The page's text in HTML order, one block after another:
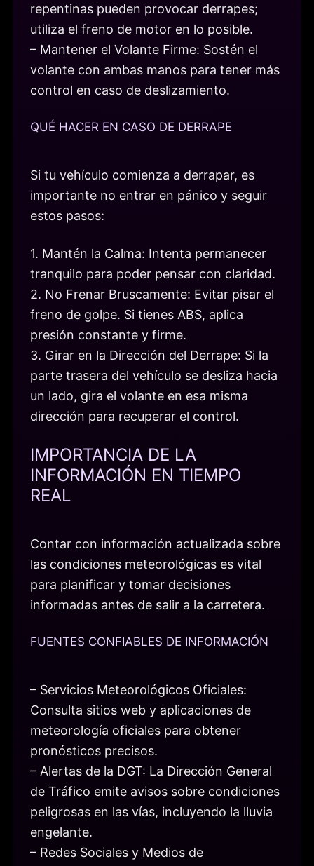
repentinas pueden provocar derrapes;
utiliza el freno de motor en lo posible.
– Mantener el Volante Firme: Sostén el
volante con ambas manos para tener más
control en caso de deslizamiento.
QUÉ HACER EN CASO DE DERRAPE
Si tu vehículo comienza a derrapar, es
importante no entrar en pánico y seguir
estos pasos:
1. Mantén la Calma: Intenta permanecer
tranquilo para poder pensar con claridad.
2. No Frenar Bruscamente: Evitar pisar el
freno de golpe. Si tienes ABS, aplica
presión constante y firme.
3. Girar en la Dirección del Derrape: Si la
parte trasera del vehículo se desliza hacia
un lado, gira el volante en esa misma
dirección para recuperar el control.
IMPORTANCIA DE LA
INFORMACIÓN EN TIEMPO
REAL
Contar con información actualizada sobre
las condiciones meteorológicas es vital
para planificar y tomar decisiones
informadas antes de salir a la carretera.
FUENTES CONFIABLES DE INFORMACIÓN
– Servicios Meteorológicos Oficiales:
Consulta sitios web y aplicaciones de
meteorología oficiales para obtener
pronósticos precisos.
– Alertas de la DGT: La Dirección General
de Tráfico emite avisos sobre condiciones
peligrosas en las vías, incluyendo la lluvia
engelante.
– Redes Sociales y Medios de